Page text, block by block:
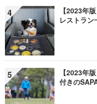
4
【2023年
レストラン
5
【2023年
付きの